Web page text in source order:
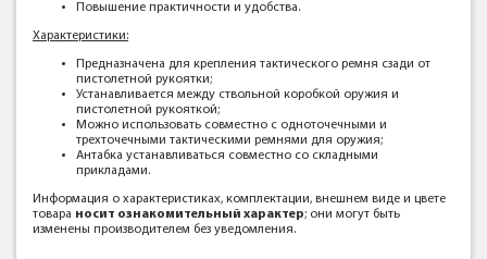
Повышение практичности и удобства.
Характеристики:
Предназначена для крепления тактического ремня сзади от
пистолетной рукоятки;
Устанавливается между ствольной коробкой оружия и
пистолетной рукояткой;
Можно использовать совместно с одноточечными и
трехточечными тактическими ремнями для оружия;
Антабка устанавливаться совместно со складными
прикладами.
Информация о характеристиках, комплектации, внешнем виде и цвете
товара носит ознакомительный характер; они могут быть
изменены производителем без уведомления.